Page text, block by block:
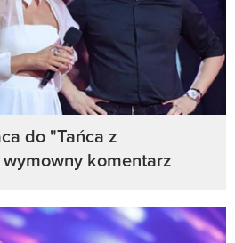
do "Tańca z
komentarz